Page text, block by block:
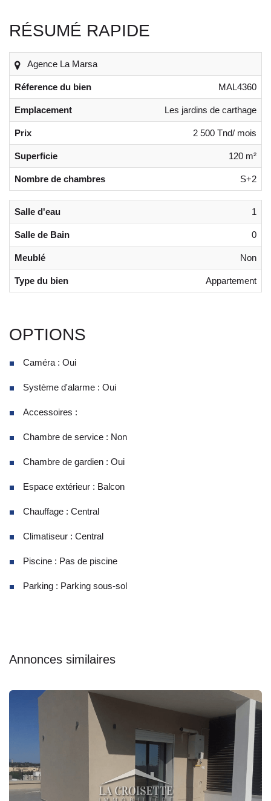
RÉSUMÉ RAPIDE
Agence La Marsa
Réference du bien MAL4360
Emplacement Les jardins de carthage
Prix 2 500 Tnd/ mois
Superficie 120 m²
Nombre de chambres S+2
Salle d'eau 1
Salle de Bain 0
Meublé Non
Type du bien Appartement
OPTIONS
Caméra : Oui
Système d'alarme : Oui
Accessoires :
Chambre de service : Non
Chambre de gardien : Oui
Espace extérieur : Balcon
Chauffage : Central
Climatiseur : Central
Piscine : Pas de piscine
Parking : Parking sous-sol
Annonces similaires